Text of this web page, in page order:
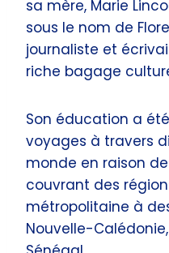
sa mère, Marie
sous le nom de
journaliste et
riche bagage
Son éducation a
voyages à travers
monde en raison
couvrant des
métropolitaine à
Nouvelle-